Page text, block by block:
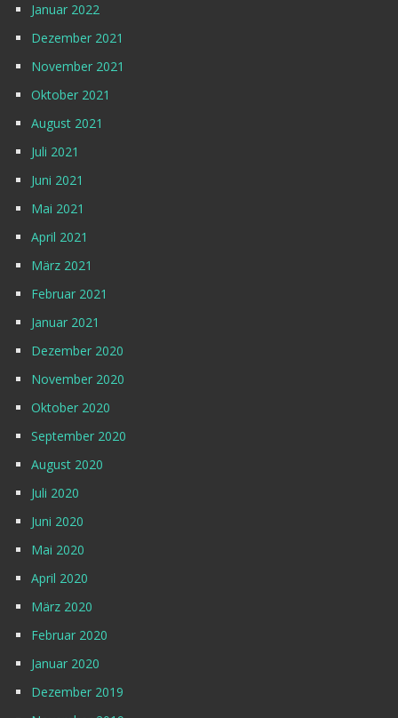
Januar 2022
Dezember 2021
November 2021
Oktober 2021
August 2021
Juli 2021
Juni 2021
Mai 2021
April 2021
März 2021
Februar 2021
Januar 2021
Dezember 2020
November 2020
Oktober 2020
September 2020
August 2020
Juli 2020
Juni 2020
Mai 2020
April 2020
März 2020
Februar 2020
Januar 2020
Dezember 2019